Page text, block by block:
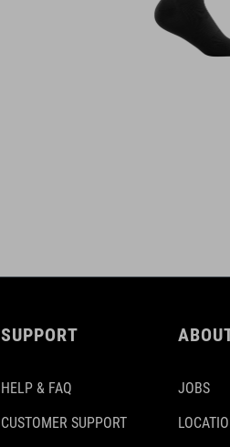
SUPPORT
HELP & FAQ
CUSTOMER SUPPORT
JOBS